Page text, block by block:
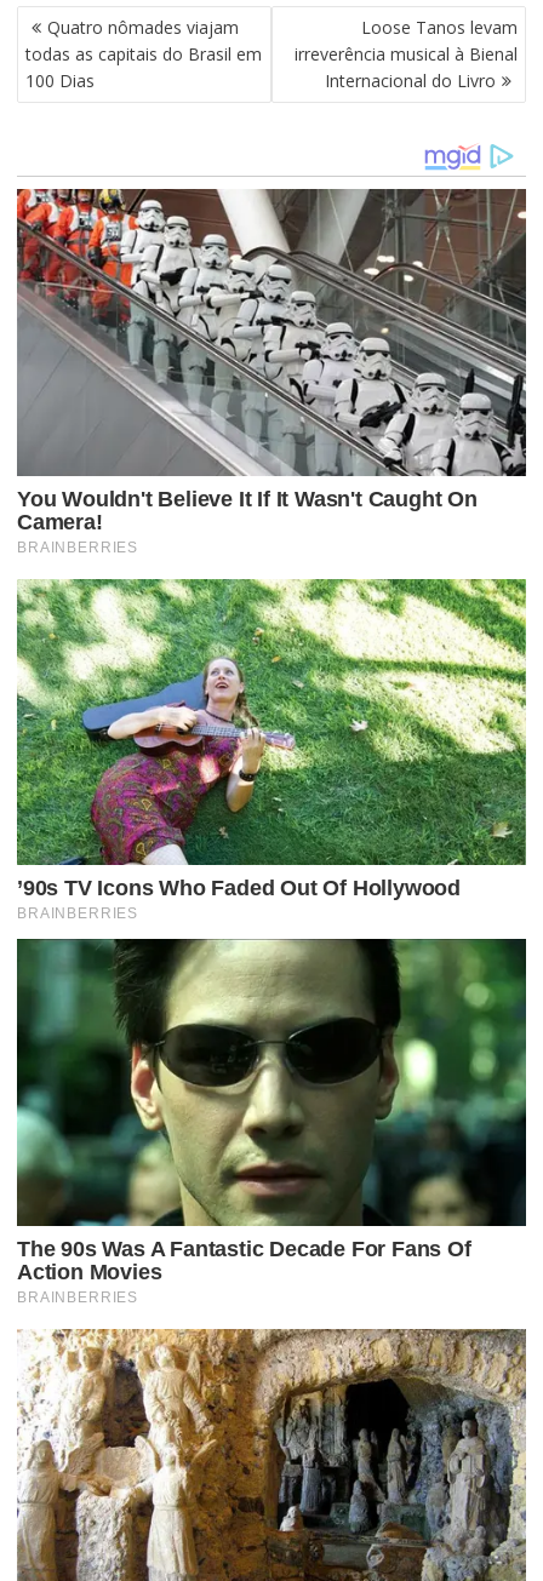
N
A
V
E
Ç
Ã
O
D
E
P
Quatro nômades viajam
todas as capitais do Brasil em
100 Dias
Loose Tanos levam
irreverência musical à Bienal
Internacional do Livro